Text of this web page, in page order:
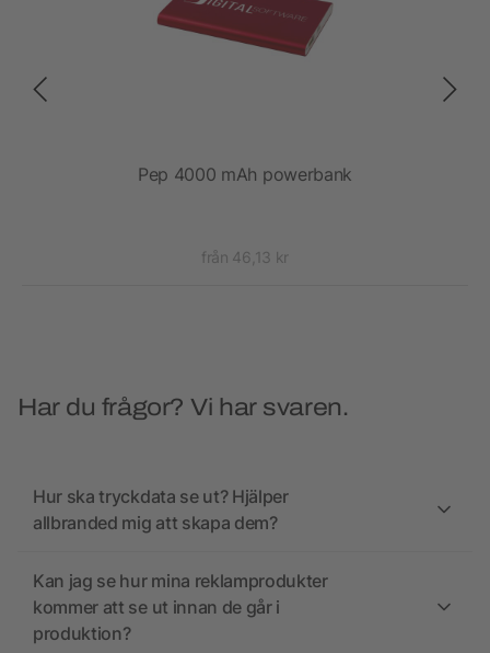
Pep 4000 mAh powerbank
från 46,13 kr
Har du frågor? Vi har svaren.
Hur ska tryckdata se ut? Hjälper
allbranded mig att skapa dem?
Kan jag se hur mina reklamprodukter
kommer att se ut innan de går i
produktion?